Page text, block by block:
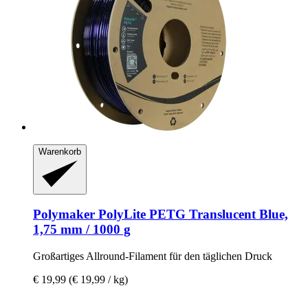
Warenkorb
Polymaker PolyLite PETG Translucent Blue,
1,75 mm / 1000 g
Großartiges Allround-​Filament für den täglichen Druck
€ 19,99 (€ 19,99 / kg)